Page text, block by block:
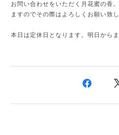
お問い合わせをいただく月花蜜の香
ますのでその際はよろしくお願い致し
本日は定休日となります。明日から